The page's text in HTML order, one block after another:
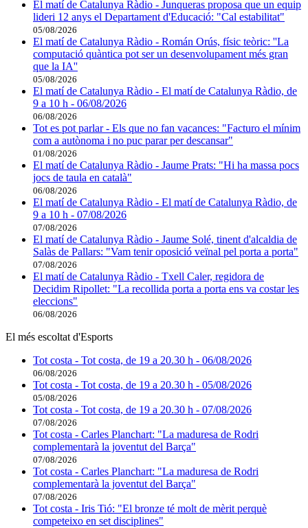
El matí de Catalunya Ràdio - Junqueras proposa que un equip
lideri 12 anys el Departament d'Educació: "Cal estabilitat"
05/08/2026
El matí de Catalunya Ràdio - Román Orús, físic teòric: ''La
computació quàntica pot ser un desenvolupament més gran
que la IA''
05/08/2026
El matí de Catalunya Ràdio - El matí de Catalunya Ràdio, de
9 a 10 h - 06/08/2026
06/08/2026
Tot es pot parlar - Els que no fan vacances: "Facturo el mínim
com a autònoma i no puc parar per descansar"
01/08/2026
El matí de Catalunya Ràdio - Jaume Prats: "Hi ha massa pocs
jocs de taula en català"
06/08/2026
El matí de Catalunya Ràdio - El matí de Catalunya Ràdio, de
9 a 10 h - 07/08/2026
07/08/2026
El matí de Catalunya Ràdio - Jaume Solé, tinent d'alcaldia de
Salàs de Pallars: "Vam tenir oposició veïnal pel porta a porta"
07/08/2026
El matí de Catalunya Ràdio - Txell Caler, regidora de
Decidim Ripollet: "La recollida porta a porta ens va costar les
eleccions"
06/08/2026
El més escoltat d'Esports
Tot costa - Tot costa, de 19 a 20.30 h - 06/08/2026
06/08/2026
Tot costa - Tot costa, de 19 a 20.30 h - 05/08/2026
05/08/2026
Tot costa - Tot costa, de 19 a 20.30 h - 07/08/2026
07/08/2026
Tot costa - Carles Planchart: "La maduresa de Rodri
complementarà la joventut del Barça"
07/08/2026
Tot costa - Carles Planchart: "La maduresa de Rodri
complementarà la joventut del Barça"
07/08/2026
Tot costa - Iris Tió: "El bronze té molt de mèrit perquè
competeixo en set disciplines"